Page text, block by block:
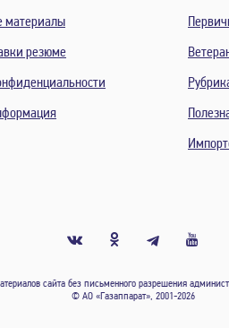
материалы
резюме
сайта без письменного разрешения
© АО «Газаппарат», 2001-2026